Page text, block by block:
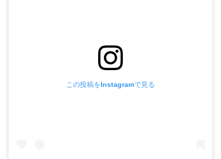
この投稿をInstagramで見る